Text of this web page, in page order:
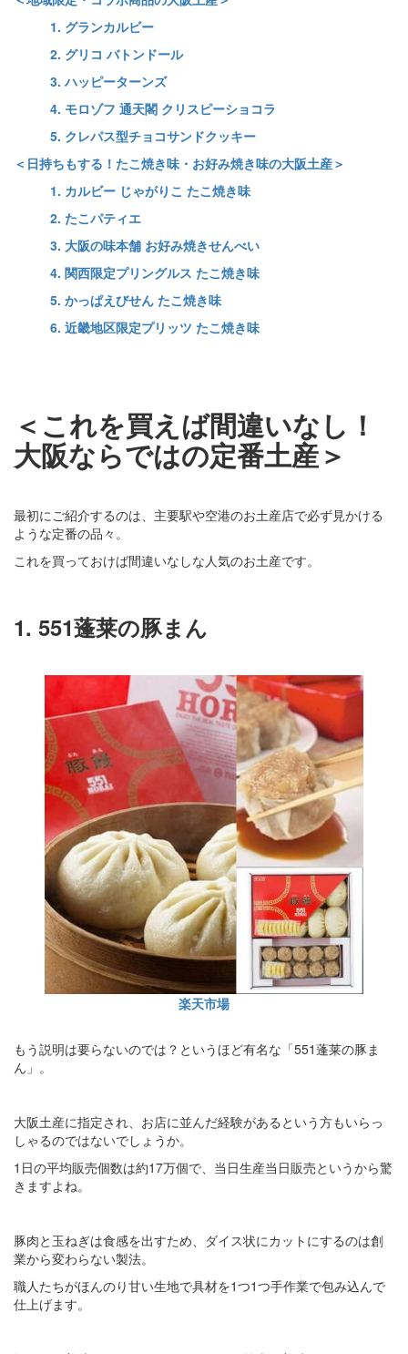
1. グランカルビー
2. グリコ バトンドール
3. ハッピーターンズ
4. モロゾフ 通天閣 クリスピーショコラ
5. クレパス型チョコサンドクッキー
＜日持ちもする！たこ焼き味・お好み焼き味の大阪土産＞
1. カルビー じゃがりこ たこ焼き味
2. たこパティエ
3. 大阪の味本舗 お好み焼きせんべい
4. 関西限定プリングルス たこ焼き味
5. かっぱえびせん たこ焼き味
6. 近畿地区限定プリッツ たこ焼き味
＜これを買えば間違いなし！
大阪ならではの定番土産＞
最初にご紹介するのは、主要駅や空港のお土産店で必ず見かける
ような定番の品々。
これを買っておけば間違いなしな人気のお土産です。
1. 551蓬莱の豚まん
楽天市場
もう説明は要らないのでは？というほど有名な「551蓬莱の豚ま
ん」。
大阪土産に指定され、お店に並んだ経験があるという方もいらっ
しゃるのではないでしょうか。
1日の平均販売個数は約17万個で、当日生産当日販売というから驚
きますよね。
豚肉と玉ねぎは食感を出すため、ダイス状にカットにするのは創
業から変わらない製法。
職人たちがほんのり甘い生地で具材を1つ1つ手作業で包み込んで
仕上げます。